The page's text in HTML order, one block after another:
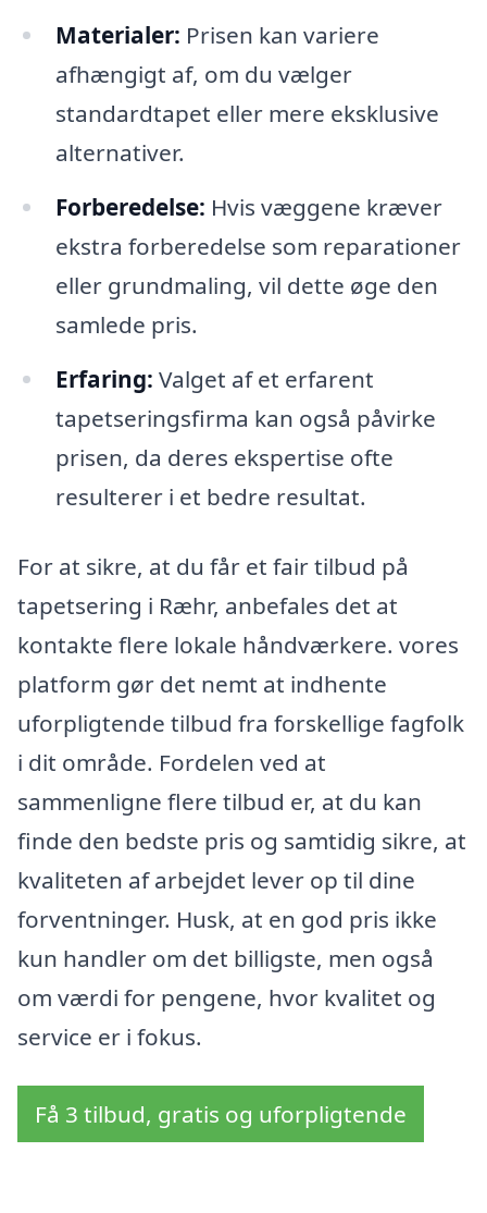
Materialer: Prisen kan variere
afhængigt af, om du vælger
standardtapet eller mere eksklusive
alternativer.
Forberedelse: Hvis væggene kræver
ekstra forberedelse som reparationer
eller grundmaling, vil dette øge den
samlede pris.
Erfaring: Valget af et erfarent
tapetseringsfirma kan også påvirke
prisen, da deres ekspertise ofte
resulterer i et bedre resultat.
For at sikre, at du får et fair tilbud på
tapetsering i Ræhr, anbefales det at
kontakte flere lokale håndværkere. vores
platform gør det nemt at indhente
uforpligtende tilbud fra forskellige fagfolk
i dit område. Fordelen ved at
sammenligne flere tilbud er, at du kan
finde den bedste pris og samtidig sikre, at
kvaliteten af arbejdet lever op til dine
forventninger. Husk, at en god pris ikke
kun handler om det billigste, men også
om værdi for pengene, hvor kvalitet og
service er i fokus.
Få 3 tilbud, gratis og uforpligtende